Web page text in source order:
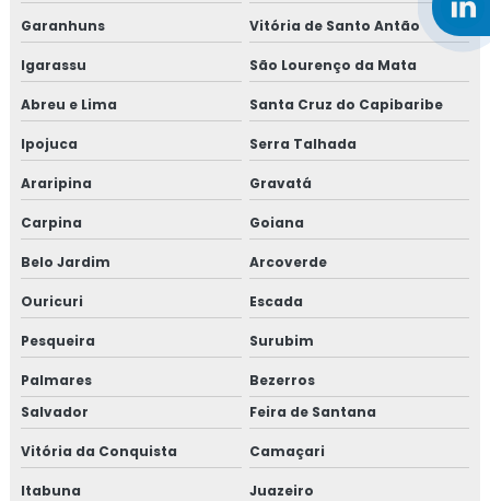
Garanhuns Vitória de Santo Antão
Igarassu São Lourenço da Mata
Abreu e Lima Santa Cruz do Capibaribe
Ipojuca Serra Talhada
Araripina Gravatá
Carpina Goiana
Belo Jardim Arcoverde
Ouricuri Escada
Pesqueira Surubim
Palmares
Bezerros
Salvador
Feira de Santana
Vitória da Conquista Camaçari
Itabuna Juazeiro